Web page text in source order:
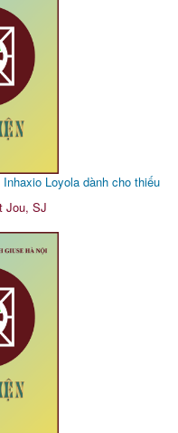
Loyola dành cho thiếu
Jou, SJ